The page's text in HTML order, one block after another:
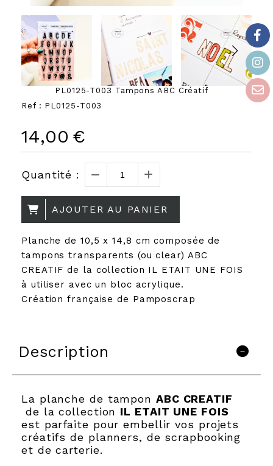
PL0125-T003 Tampons ABC Créatif
Ref : PL0125-T003
14,00 €
Quantité :
AJOUTER AU PANIER
Planche de 10,5 x 14,8 cm composée de
tampons transparents (ou clear) ABC
CREATIF de la collection IL ETAIT UNE FOIS
à utiliser avec un bloc acrylique.
Création française de Pamposcrap
Description
La planche de tampon ABC CREATIF
de la collection IL ETAIT UNE FOIS
est parfaite pour embellir vos projets
créatifs de planners, de scrapbooking
et de carterie.